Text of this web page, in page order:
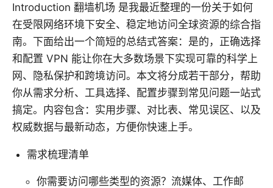
Introduction 翻墙机场 是我最近整理的一份关于如何
在受限网络环境下安全、稳定地访问全球资源的综合指
南。下面给出一个简短的总结式答案：是的，正确选择
和配置 VPN 能让你在大多数场景下实现可靠的科学上
网、隐私保护和跨境访问。本文将分成若干部分，帮助
你从需求分析、工具选择、配置步骤到常见问题一站式
搞定。内容包含：实用步骤、对比表、常见误区、以及
权威数据与最新动态，方便你快速上手。
需求梳理清单
你需要访问哪些类型的资源？流媒体、工作邮